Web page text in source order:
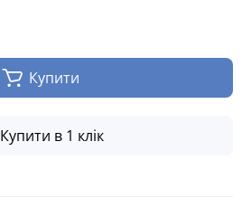
Купити
Купити в 1 клік